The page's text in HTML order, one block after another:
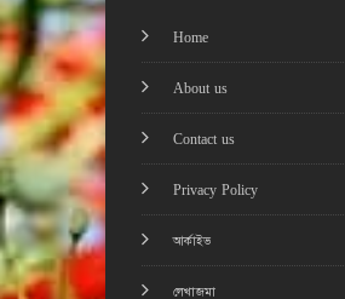
Home
About us
Contact us
Privacy Policy
আর্কাইভ
লেখাজমা